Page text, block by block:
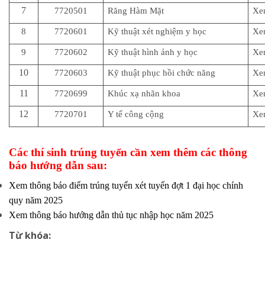
7 7720501 Răng Hàm Mặt
8 7720601 Kỹ thuật xét nghiệm y học
9 7720602 Kỹ thuật hình ảnh y học
10 7720603 Kỹ thuật phục hồi chức năng
11 7720699 Khúc xạ nhãn khoa
12 7720701 Y tế công cộng
Các thí sinh trúng tuyển cần xem thêm các thông
báo hướng dẫn sau:
Xem thông báo điểm trúng tuyển xét tuyển đợt 1 đại học chính
quy năm 2025
Xem thông báo hướng dẫn thủ tục nhập học năm 2025
Từ khóa: